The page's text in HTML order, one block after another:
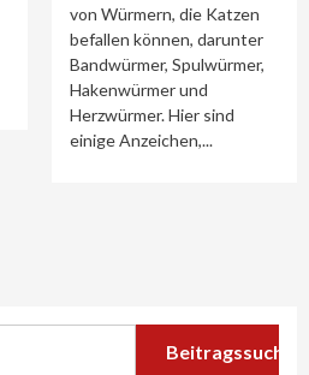
von Würmern, die Katzen
befallen können, darunter
Bandwürmer, Spulwürmer,
Hakenwürmer und
Herzwürmer. Hier sind
einige Anzeichen,...
Beitragssuche